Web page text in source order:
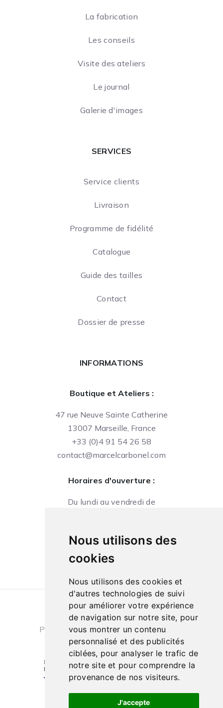
Nous utilisons des
cookies
Nous utilisons des cookies et
d'autres technologies de suivi
pour améliorer votre expérience
de navigation sur notre site, pour
vous montrer un contenu
personnalisé et des publicités
ciblées, pour analyser le trafic de
notre site et pour comprendre la
provenance de nos visiteurs.
J'accepte
La fabrication
Les conseils
Visite des ateliers
Le journal
Galerie d'images
SERVICES
Service clients
Livraison
Programme de fidélité
Catalogue
Guide des tailles
Contact
Dossier de presse
INFORMATIONS
Boutique et Ateliers :
47 rue Neuve Sainte Catherine
13007 Marseille, France
+33 (0)4 91 54 26 58
contact@marcelcarbonel.com
Horaires d'ouverture :
Du lundi au vendredi de
10h à 13h et de 14h à 18h
Conditions générales de ventes
|
Politique de confidentialité
| Cookies